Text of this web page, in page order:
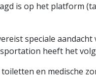
is op het platform
speciale aandacht
heeft het
en medische